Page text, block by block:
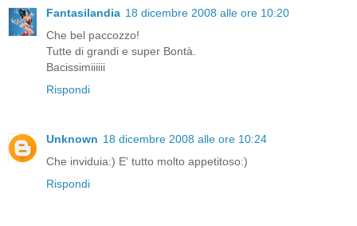
Fantasilandia 18 dicembre 2008 alle ore 10:20
Che bel paccozzo!
Tutte di grandi e super Bontà.
Bacissimiiiiii
Rispondi
Unknown 18 dicembre 2008 alle ore 10:24
Che inviduia:) E' tutto molto appetitoso:)
Rispondi